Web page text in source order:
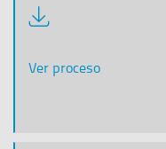
Descargar
documentación
Ver proceso